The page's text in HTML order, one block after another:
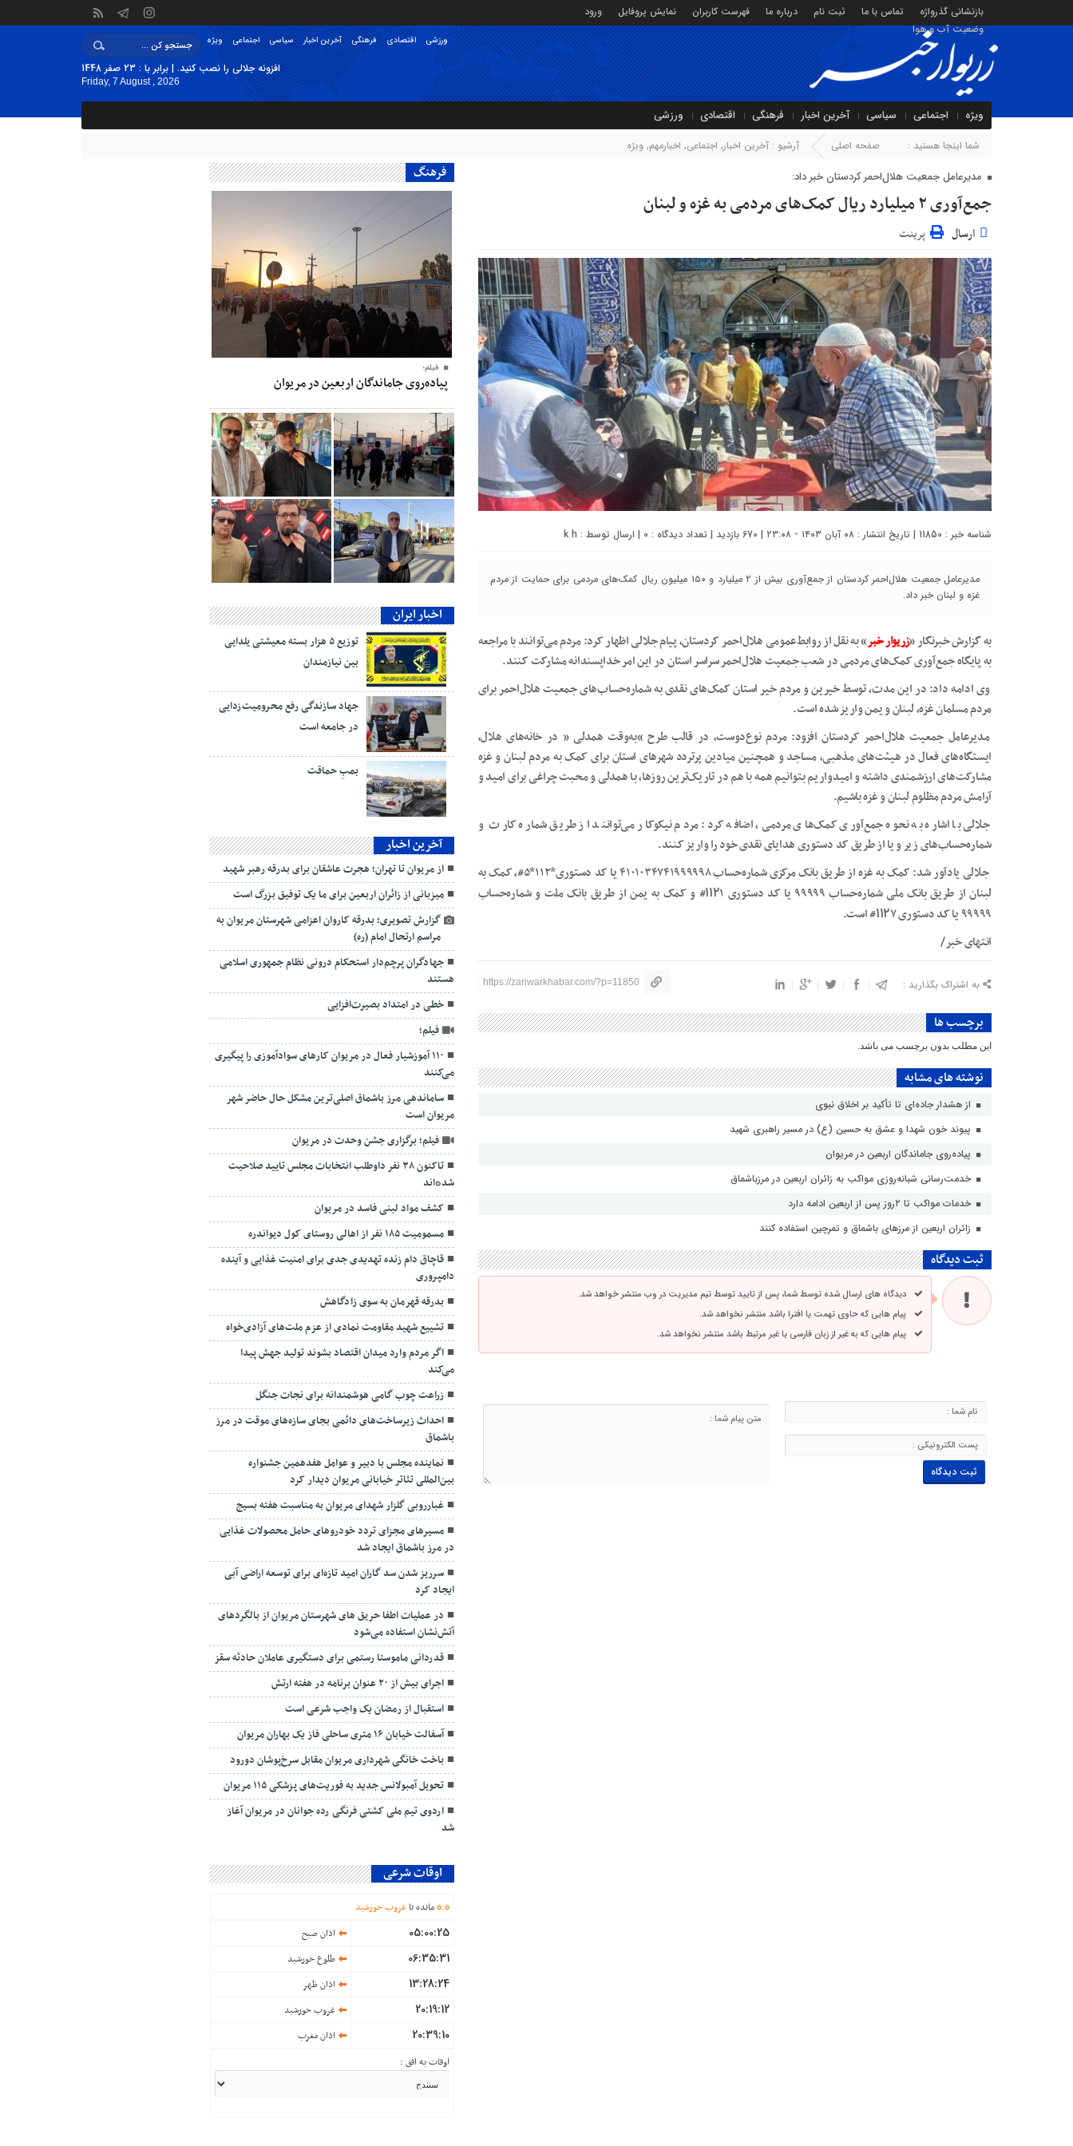
بازنشانی گذرواژه تماس با ما ثبت نام درباره ما فهرست کاربران نمایش پروفایل
ورود
وضعیت آب و هوا
ویژه اجتماعی سیاسی آخرین اخبار فرهنگی اقتصادی ورزشی
افزونه جلالی را نصب کنید. | برابر با : 23 صفر 1448
Friday, 7 August , 2026
ویژه اجتماعی سیاسی آخرین اخبار فرهنگی اقتصادی ورزشی
شما اینجا هستید : صفحه اصلی آرشیو : آخرین اخبار, اجتماعی, اخبارمهم, ویژه
مدیرعامل جمعیت هلال‌احمر کردستان خبر داد:
جمع‌آوری ۲ میلیارد ریال کمک‌های مردمی به غزه و لبنان
ارسال پرینت
شناسه خبر : 11850 | تاریخ انتشار : ۰۸ آبان ۱۴۰۳ - ۲۳:۰۸ | 670 بازدید | تعداد دیدگاه : 0 | ارسال توسط : k h
مدیرعامل جمعیت هلال‌احمر کردستان از جمع‌آوری بیش از ۲ میلیارد و ۱۵۰ میلیون ریال کمک‌های مردمی برای حمایت از مردم
غزه و لبنان خبر داد.
به گزارش خبرنگار «زریوار خبر» به نقل از روابط‌عمومی هلال‌احمر کردستان، پیام جلالی اظهار کرد: مردم می‌توانند با مراجعه
به پایگاه جمع‌آوری کمک‌های مردمی در شعب جمعیت هلال‌احمر سراسر استان در این امر خداپسندانه مشارکت کنند.
وی ادامه داد: در این مدت، توسط خیرین و مردم خیر استان کمک‌های نقدی به شماره‌حساب‌های جمعیت هلال‌احمر برای
مردم مسلمان غزه، لبنان و یمن واریز شده است.
مدیرعامل جمعیت هلال‌احمر کردستان افزود: مردم نوع‌دوست، در قالب طرح “به‌وقت همدلی ” در خانه‌های هلال،
ایستگاه‌های فعال در هیئت‌های مذهبی، مساجد و همچنین میادین پرتردد شهرهای استان برای کمک به مردم لبنان و غزه
مشارکت‌های ارزشمندی داشته و امیدواریم بتوانیم همه با هم در تاریک‌ترین روزها، با همدلی و محبت چراغی برای امید و
آرامش مردم مظلوم لبنان و غزه باشیم.
جلالی با اشاره به نحوه جمع‌آوری کمک‌های مردمی، اضافه کرد: مردم نیکوکار می‌توانند از طریق شماره کارت و
شماره‌حساب‌های زیر و یا از طریق کد دستوری هدایای نقدی خود را واریز کنند.
جلالی یادآور شد: کمک به غزه از طریق بانک مرکزی شماره‌حساب ۴۱۰۱۰۳۴۷۴۱۹۹۹۹۹۸ یا کد دستوری*۱۱۲*۵#، کمک به
لبنان از طریق بانک ملی شماره‌حساب ۹۹۹۹۹ یا کد دستوری
۱۱۲۱# و کمک به یمن از طریق بانک ملت و شماره‌حساب
۹۹۹۹۹ یا کد دستوری
۱۱۲۷# است.
انتهای خبر/
به اشتراک بگذارید : https://zariwarkhabar.com/?p=11850
برچسب ها
این مطلب بدون برچسب می باشد.
نوشته های مشابه
از هشدار جاده‌ای تا تأکید بر اخلاق نبوی
پیوند خون شهدا و عشق به حسین (ع) در مسیر راهبری شهید
پیاده‌روی جاماندگان اربعین در مریوان
خدمت‌رسانی شبانه‌روزی مواکب به زائران اربعین در مرزباشماق
خدمات مواکب تا ۲روز پس از اربعین ادامه دارد
زائران اربعین از مرزهای باشماق و تمرچین استفاده کنند
ثبت دیدگاه
دیدگاه های ارسال شده توسط شما، پس از تایید توسط تیم مدیریت در وب منتشر خواهد شد.
پیام هایی که حاوی تهمت یا افترا باشد منتشر نخواهد شد.
پیام هایی که به غیر از زبان فارسی یا غیر مرتبط باشد منتشر نخواهد شد.
فرهنگ
فیلم؛
پیاده‌روی جاماندگان اربعین در مریوان
اخبار ایران
توزیع ۵ هزار بسته معیشتی یلدایی
بین نیازمندان
جهاد سازندگی رفع محرومیت‌زدایی
در جامعه است
بمبِ حماقت
آخرین اخبار
از مریوان تا تهران؛ هجرت عاشقان برای بدرقه رهبر شهید
میزبانی از زائران اربعین برای ما یک توفیق بزرگ است
گزارش تصویری؛ بدرقه کاروان اعزامی شهرستان مریوان به
مراسم ارتحال امام (ره)
جهادگران پرچم‌دار استحکام درونی نظام جمهوری اسلامی
هستند
خطی در امتداد بصیرت‌افزایی
فیلم؛
۱۱۰ آموزشیار فعال در مریوان کارهای سوادآموزی را پیگیری
می‌کنند
ساماندهی مرز باشماق اصلی‌ترین مشکل حال حاضر شهر
مریوان است
فیلم؛ برگزاری جشن وحدت در مریوان
تاکنون ۳۸ نفر داوطلب انتخابات مجلس تایید صلاحیت
شدەاند
کشف مواد لبنی فاسد در مریوان
مسمومیت ۱۸۵ نفر از اهالی روستای کول دیواندره
قاچاق دام زنده تهدیدی جدی برای امنیت غذایی و آینده
دامپروری
بدرقه قهرمان به سوی زادگاهش
تشییع شهید مقاومت نمادی از عزم ملت‌های آزادی‌خواه
اگر مردم وارد میدان اقتصاد بشوند تولید جهش پیدا
می‌کند
زراعت چوب گامی هوشمندانه برای نجات جنگل‌
احداث زیرساخت‌های دائمی بجای سازه‌های موقت در مرز
باشماق
نماینده مجلس با دبیر و عوامل هفدهمین جشنواره
بین‌المللی تئاتر خیابانی مریوان دیدار کرد
غبارروبی گلزار شهدای مریوان به مناسبت هفته بسیج
مسیرهای مجزای تردد خودروهای حامل محصولات غذایی
در مرز باشماق ایجاد شد
سرریز شدن سد گاران امید تازه‌ای برای توسعه اراضی آبی
ایجاد کرد
در عملیات اطفا حریق های شهرستان مریوان از بالگردهای
آتش‌نشان استفاده می‌شود
قدردانی ماموستا رستمی‌‌ برای دستگیری ‌عاملان ‌حادثه سقز
اجرای بیش از ۲۰ عنوان برنامه در هفته ارتش
استقبال از رمضان یک واجب شرعی است
آسفالت خیابان ۱۶ متری ساحلی فاز یک بهاران مریوان
باخت خانگی شهرداری مریوان مقابل سرخ‌پوشان دورود
تحویل آمبولانس جدید به فوریت‌های پزشکی ۱۱۵ مریوان
اردوی تیم ملی کشتی فرنگی رده جوانان در مریوان آغاز
شد
اوقات شرعی
6:6 مانده تاغروب خورشید
05:00:25 اذان صبح
06:35:31 طلوع خورشید
13:28:24 اذان ظهر
20:19:12 غروب خورشید
20:39:10
اذان مغرب
اوقات به افق :